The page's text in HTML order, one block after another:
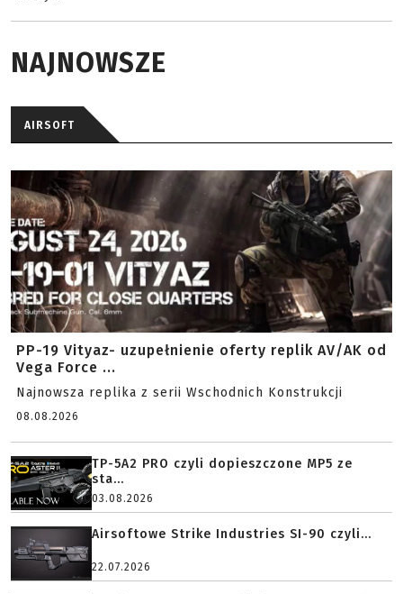
NAJNOWSZE
AIRSOFT
PP-19 Vityaz- uzupełnienie oferty replik AV/AK od
Vega Force ...
Najnowsza replika z serii Wschodnich Konstrukcji
08.08.2026
TP-5A2 PRO czyli dopieszczone MP5 ze
sta...
03.08.2026
Airsoftowe Strike Industries SI-90 czyli...
22.07.2026